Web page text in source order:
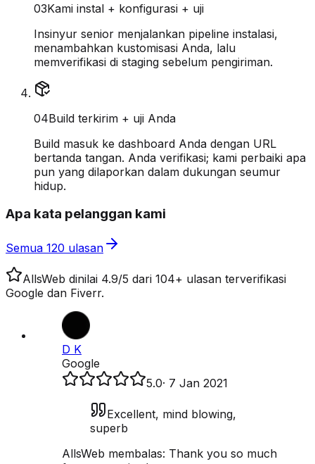
03Kami instal + konfigurasi + uji
Insinyur senior menjalankan pipeline instalasi,
menambahkan kustomisasi Anda, lalu
memverifikasi di staging sebelum pengiriman.
04Build terkirim + uji Anda
Build masuk ke dashboard Anda dengan URL
bertanda tangan. Anda verifikasi; kami perbaiki apa
pun yang dilaporkan dalam dukungan seumur
hidup.
Apa kata pelanggan kami
Semua 120 ulasan
AllsWeb dinilai 4.9/5 dari 104+ ulasan terverifikasi
Google dan Fiverr.
D K
Google
5.0· 7 Jan 2021
Excellent, mind blowing,
superb
AllsWeb membalas: Thank you so much